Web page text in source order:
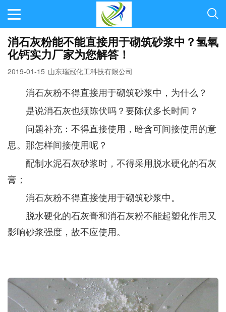
消石灰粉能不能直接用于砌筑砂浆中？氢氧
化钙实力厂家为您解答！
2019-01-15 山东瑞冠化工科技有限公司
消石灰粉不得直接用于砌筑砂浆中，为什么？
是说消石灰也须陈伏吗？要陈伏多长时间？
问题补充：不得直接使用，暗含可间接使用的意
思。那怎样间接使用呢？
配制水泥石灰砂浆时，不得采用脱水硬化的石灰
膏；
消石灰粉不得直接使用于砌筑砂浆中。
脱水硬化的石灰膏和消石灰粉不能起塑化作用又
影响砂浆强度，故不应使用。